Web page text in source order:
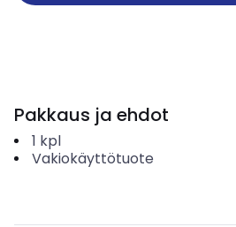
Pakkaus ja ehdot
1 kpl
Vakiokäyttötuote